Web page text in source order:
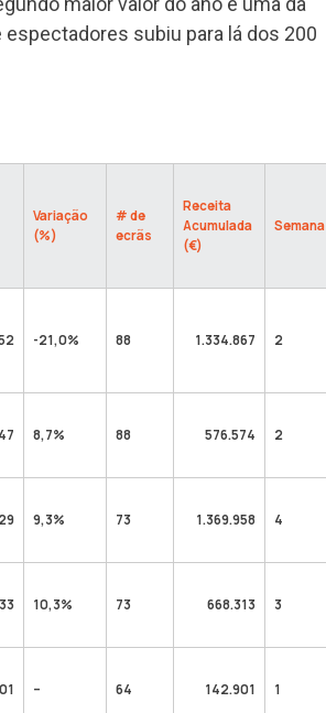
subiu para lá dos 200
Variação
(%)
# de
ecrãs
Receita
Acumulada
(€)
Semana
-21,0% 88 1.334.867 2
8,7% 88 576.574 2
9,3% 73 1.369.958 4
10,3% 73 668.313 3
– 64 142.901 1